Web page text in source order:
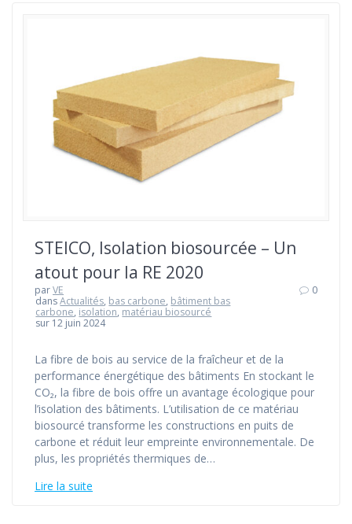
STEICO, Isolation biosourcée – Un
atout pour la RE 2020
parVE
dansActualités, bas carbone, bâtiment bas
carbone, isolation, matériau biosourcé
sur 12 juin 2024
0
La fibre de bois au service de la fraîcheur et de la
performance énergétique des bâtiments En stockant le
CO₂, la fibre de bois offre un avantage écologique pour
l’isolation des bâtiments. L’utilisation de ce matériau
biosourcé transforme les constructions en puits de
carbone et réduit leur empreinte environnementale. De
plus, les propriétés thermiques de…
Lire la suite